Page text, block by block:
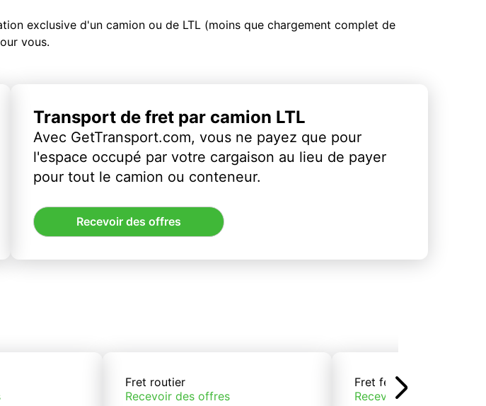
exclusive d'un camion ou de LTL (moins que chargement complet de
vous.
Transport de fret par camion LTL
Avec GetTransport.com, vous ne payez que pour
l'espace occupé par votre cargaison au lieu de payer
pour tout le camion ou conteneur.
Recevoir des offres
Fret routier
Recevoir des offres
Fret ferroviaire
Recevoir des offres